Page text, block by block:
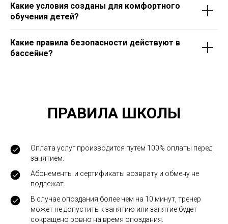
Какие условия созданы для комфортного
обучения детей?
Какие правила безопасности действуют в
бассейне?
ПРАВИЛА ШКОЛЫ
Оплата услуг производится путем 100% оплаты перед
занятием.
Абонементы и сертификаты возврату и обмену не
подлежат.
В случае опоздания более чем на 10 минут, тренер
может не допустить к занятию или занятие будет
сокращено ровно на время опоздания.